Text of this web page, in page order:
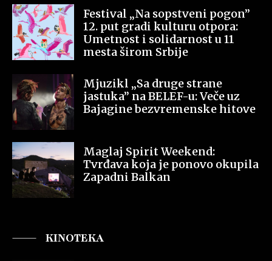
Festival „Na sopstveni pogon”
12. put gradi kulturu otpora:
Umetnost i solidarnost u 11
mesta širom Srbije
Mjuzikl „Sa druge strane
jastuka” na BELEF-u: Veče uz
Bajagine bezvremenske hitove
Maglaj Spirit Weekend:
Tvrđava koja je ponovo okupila
Zapadni Balkan
KINOTEKA